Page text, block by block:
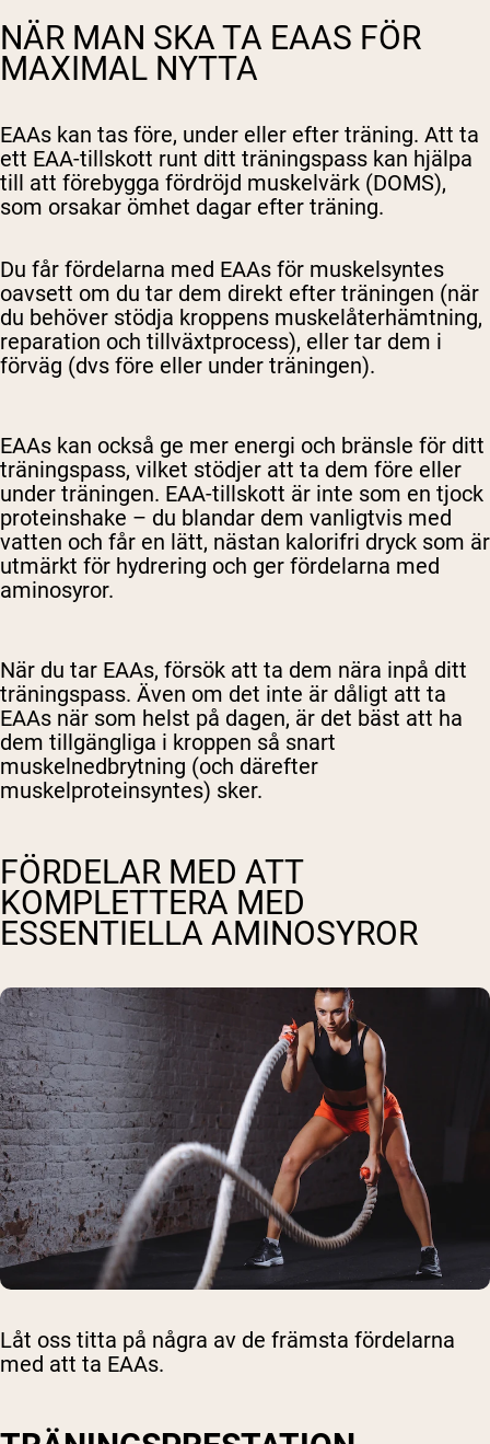
NÄR MAN SKA TA EAAS FÖR
MAXIMAL NYTTA
EAAs kan tas före, under eller efter träning. Att ta
ett EAA-tillskott runt ditt träningspass kan hjälpa
till att förebygga fördröjd muskelvärk (DOMS),
som orsakar ömhet dagar efter träning.
Du får fördelarna med EAAs för muskelsyntes
oavsett om du tar dem direkt efter träningen (när
du behöver stödja kroppens muskelåterhämtning,
reparation och tillväxtprocess), eller tar dem i
förväg (dvs före eller under träningen).
EAAs kan också ge mer energi och bränsle för ditt
träningspass, vilket stödjer att ta dem före eller
under träningen. EAA-tillskott är inte som en tjock
proteinshake – du blandar dem vanligtvis med
vatten och får en lätt, nästan kalorifri dryck som är
utmärkt för hydrering och ger fördelarna med
aminosyror.
När du tar EAAs, försök att ta dem nära inpå ditt
träningspass. Även om det inte är dåligt att ta
EAAs när som helst på dagen, är det bäst att ha
dem tillgängliga i kroppen så snart
muskelnedbrytning (och därefter
muskelproteinsyntes) sker.
FÖRDELAR MED ATT
KOMPLETTERA MED
ESSENTIELLA AMINOSYROR
Låt oss titta på några av de främsta fördelarna
med att ta EAAs.
Shipping Country: Language:
Handla Nu